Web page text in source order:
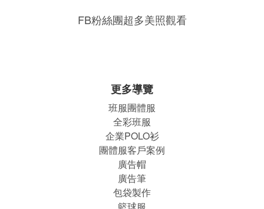
FB粉絲團超多美照觀看
更多導覽
班服團體服
全彩班服
企業POLO衫
團體服客戶案例
廣告帽
廣告筆
包袋製作